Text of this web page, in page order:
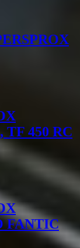
TF 450 RC